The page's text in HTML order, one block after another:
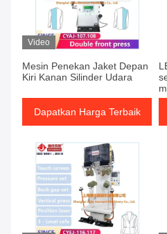
Video
Mesin Penekan Jaket Depan
Kiri Kanan Silinder Udara
Dapatkan Harga Terbaik